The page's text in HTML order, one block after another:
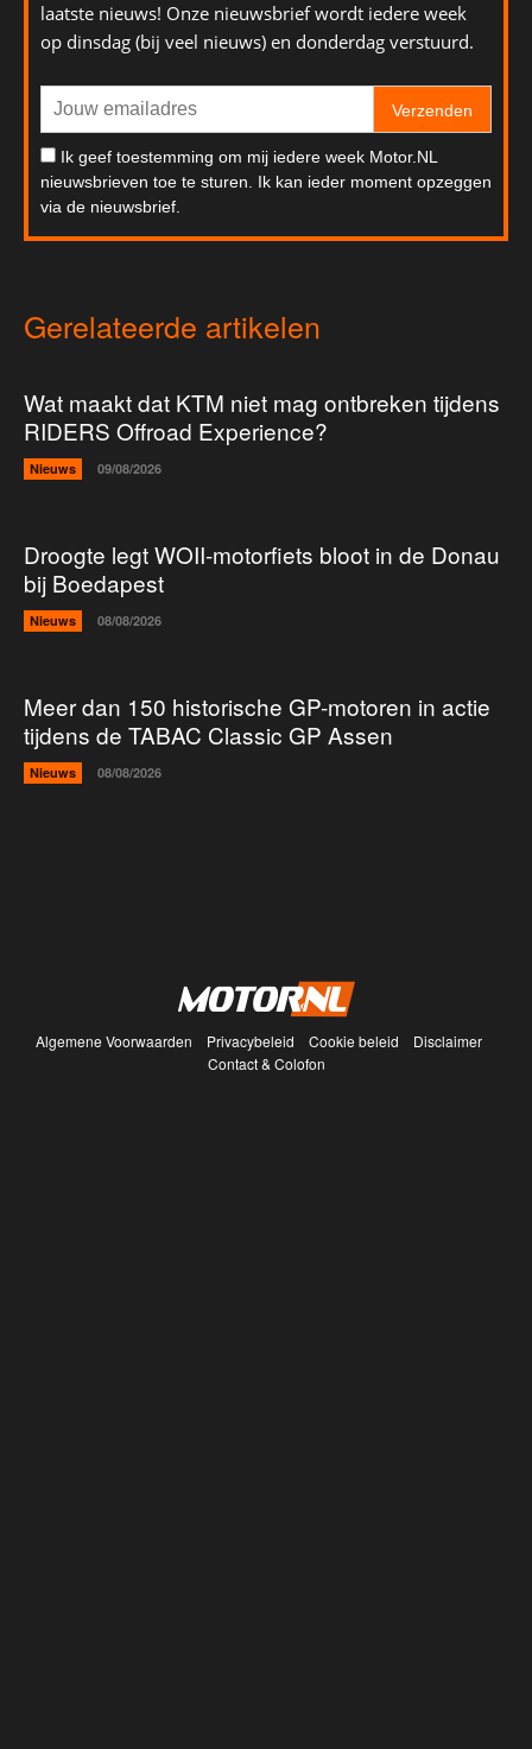
laatste nieuws! Onze nieuwsbrief wordt iedere week
op dinsdag (bij veel nieuws) en donderdag verstuurd.
Verzenden
Ik geef toestemming om mij iedere week Motor.NL
nieuwsbrieven toe te sturen. Ik kan ieder moment opzeggen
via de nieuwsbrief.
Gerelateerde artikelen
Wat maakt dat KTM niet mag ontbreken tijdens
RIDERS Offroad Experience?
Nieuws 09/08/2026
Droogte legt WOII-motorfiets bloot in de Donau
bij Boedapest
Nieuws 08/08/2026
Meer dan 150 historische GP-motoren in actie
tijdens de TABAC Classic GP Assen
Nieuws 08/08/2026
Algemene Voorwaarden Privacybeleid Cookie beleid
Disclaimer
Contact & Colofon